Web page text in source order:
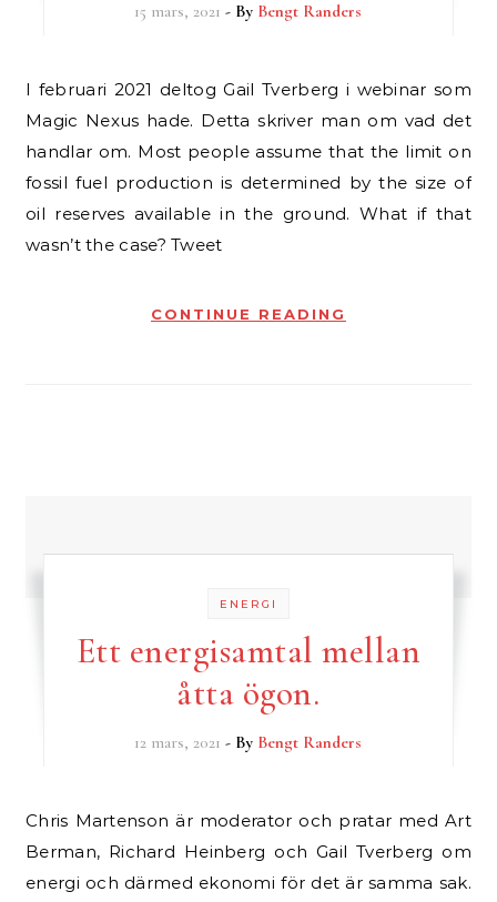
15 mars, 2021 - By Bengt Randers
I februari 2021 deltog Gail Tverberg i webinar som
Magic Nexus hade. Detta skriver man om vad det
handlar om. Most people assume that the limit on
fossil fuel production is determined by the size of
oil reserves available in the ground. What if that
wasn’t the case? Tweet
CONTINUE READING
ENERGI
Ett energisamtal mellan
åtta ögon.
12 mars, 2021 - By Bengt Randers
Chris Martenson är moderator och pratar med Art
Berman, Richard Heinberg och Gail Tverberg om
energi och därmed ekonomi för det är samma sak.